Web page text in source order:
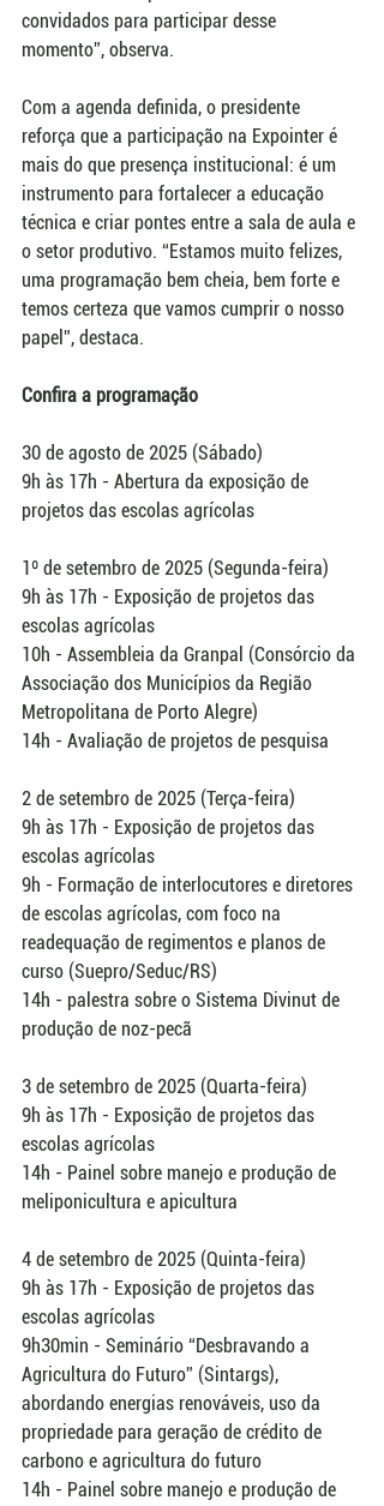
convidados para participar desse
momento”, observa.
Com a agenda definida, o presidente
reforça que a participação na Expointer é
mais do que presença institucional: é um
instrumento para fortalecer a educação
técnica e criar pontes entre a sala de aula e
o setor produtivo. “Estamos muito felizes,
uma programação bem cheia, bem forte e
temos certeza que vamos cumprir o nosso
papel”, destaca.
Confira a programação
30 de agosto de 2025 (Sábado)
9h às 17h - Abertura da exposição de
projetos das escolas agrícolas
1º de setembro de 2025 (Segunda-feira)
9h às 17h - Exposição de projetos das
escolas agrícolas
10h - Assembleia da Granpal (Consórcio da
Associação dos Municípios da Região
Metropolitana de Porto Alegre)
14h - Avaliação de projetos de pesquisa
2 de setembro de 2025 (Terça-feira)
9h às 17h - Exposição de projetos das
escolas agrícolas
9h - Formação de interlocutores e diretores
de escolas agrícolas, com foco na
readequação de regimentos e planos de
curso (Suepro/Seduc/RS)
14h - palestra sobre o Sistema Divinut de
produção de noz-pecã
3 de setembro de 2025 (Quarta-feira)
9h às 17h - Exposição de projetos das
escolas agrícolas
14h - Painel sobre manejo e produção de
meliponicultura e apicultura
4 de setembro de 2025 (Quinta-feira)
9h às 17h - Exposição de projetos das
escolas agrícolas
9h30min - Seminário “Desbravando a
Agricultura do Futuro” (Sintargs),
abordando energias renováveis, uso da
propriedade para geração de crédito de
carbono e agricultura do futuro
14h - Painel sobre manejo e produção de